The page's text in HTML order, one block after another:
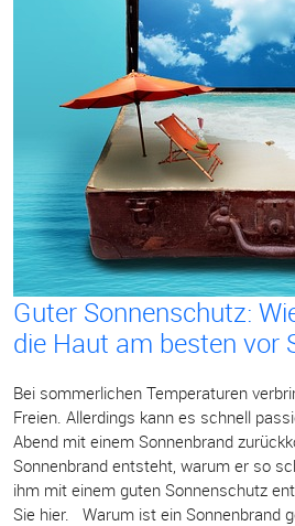
Guter Sonnenschutz:
die Haut am besten vor
Bei sommerlichen Temperaturen
Freien. Allerdings kann es schnell
Abend mit einem Sonnenbrand
Sonnenbrand entsteht, warum er so
ihm mit einem guten Sonnenschutz
Sie hier. Warum ist ein Sonnenbrand